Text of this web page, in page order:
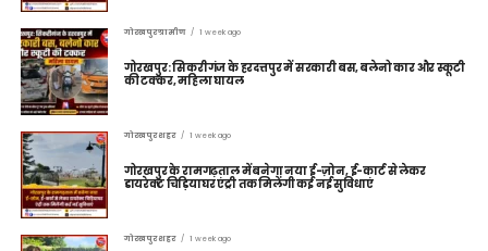
गोरखपुर ग्रामीण 1 week ago
गोरखपुर: सिकरीगंज के हरदत्तपुर में सरकारी बस, बलेनो कार और स्कूटी
की टक्कर, महिला घायल
गोरखपुर शहर 1 week ago
गोरखपुर के रामगढ़ताल में बनेगा नया ई-ज़ोन, ई-कार्ट से लेकर
डायरेक्ट चिड़ियाघर एंट्री तक मिलेंगी कई नई सुविधाएं
गोरखपुर शहर 1 week ago